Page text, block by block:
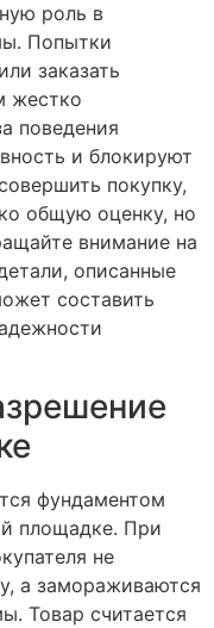
роль в
Попытки
заказать
жестко
поведения
и блокируют
покупку,
общую оценку, но
внимание на
описанные
составить
фундаментом
площадке. При
не
а замораживаются
Товар считается